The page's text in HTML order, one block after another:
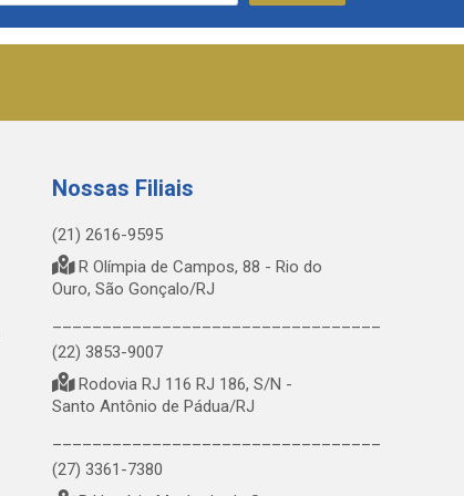
Nossas Filiais
(21) 2616-9595
R Olímpia de Campos, 88 - Rio do
Ouro, São Gonçalo/RJ
(22) 3853-9007
Rodovia RJ 116 RJ 186, S/N -
Santo Antônio de Pádua/RJ
(27) 3361-7380